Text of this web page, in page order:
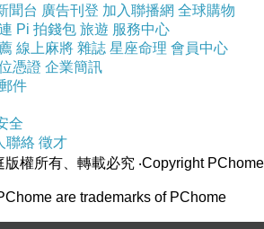
聞台 廣告刊登 加入聯播網 全球購物
Pi 拍錢包 旅遊 服務中心
線上麻將 雜誌 星座命理 會員中心
憑證 企業簡訊
件
全
聯絡 徵才
版權所有、轉載必究 ‧Copyright PChome
are trademarks of PChome